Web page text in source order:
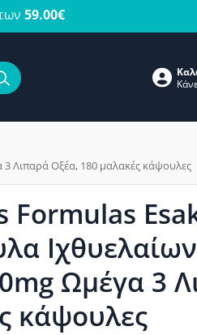
59.00€
Λιπαρά Οξέα, 180 μαλακές κάψουλες
Formulas
Ωμέγα 3
κάψουλες